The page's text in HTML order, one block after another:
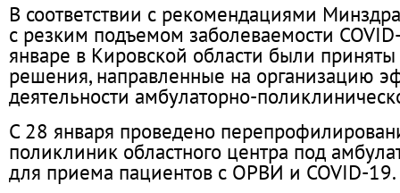
В соответствии с рекомендациями
с резким подъемом заболеваемости
январе в Кировской области были
решения, направленные на организацию
деятельности амбулаторно-
С 28 января проведено
поликлиник областного центра под
для приема пациентов с ОРВИ и COVID-19.